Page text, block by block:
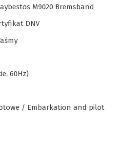
M9020 Bremsband
DNV
60Hz)
/ Embarkation and pilot